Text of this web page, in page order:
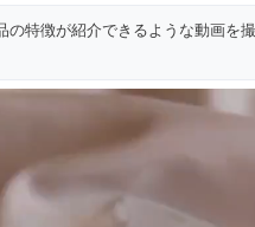
の特徴が紹介できるような動画を
動